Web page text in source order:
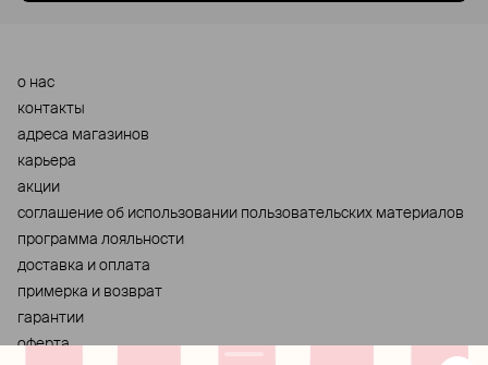
о нас
контакты
адреса магазинов
карьера
акции
cоглашение об использовании пользовательских материалов
программа лояльности
доставка и оплата
примерка и возврат
гарантии
оферта